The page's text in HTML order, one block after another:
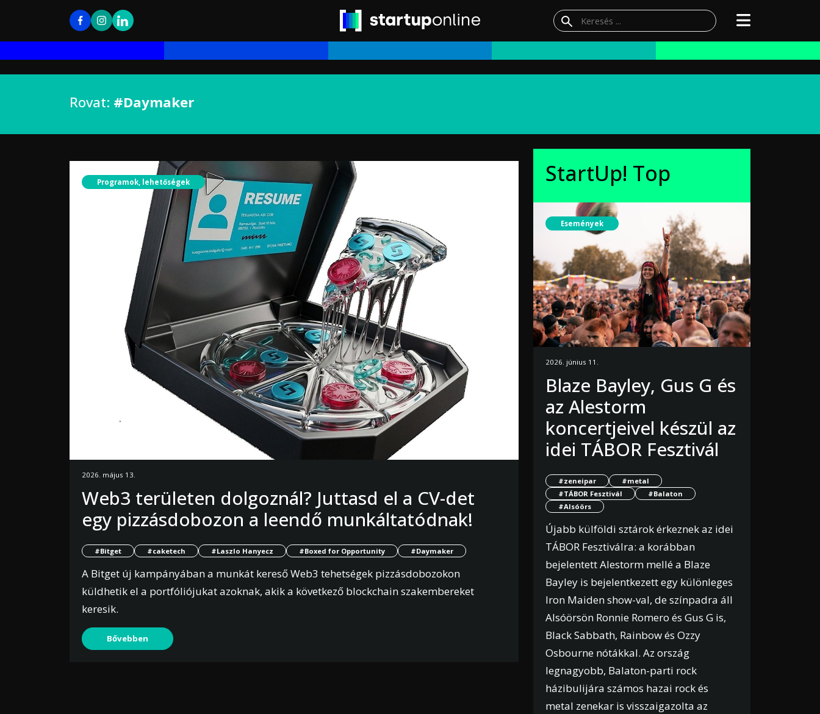
Rovat: #Daymaker
Programok, lehetőségek
2026. május 13.
Web3 területen dolgoznál? Juttasd el a CV-det
egy pizzásdobozon a leendő munkáltatódnak!
#Bitget #caketech #Laszlo Hanyecz #Boxed for Opportunity #Daymaker
A Bitget új kampányában a munkát kereső Web3 tehetségek pizzásdobozokon
küldhetik el a portfóliójukat azoknak, akik a következő blockchain szakembereket
keresik.
Bővebben
StartUp! Top
Események
2026. június 11.
Blaze Bayley, Gus G és
az Alestorm
koncertjeivel készül az
idei TÁBOR Fesztivál
#zeneipar
#metal
#TÁBOR Fesztivál
#Balaton
#Alsóörs
Újabb külföldi sztárok érkeznek az idei
TÁBOR Fesztiválra: a korábban
bejelentett Alestorm mellé a Blaze
Bayley is bejelentkezett egy különleges
Iron Maiden show-val, de színpadra áll
Alsóörsön Ronnie Romero és Gus G is,
Black Sabbath, Rainbow és Ozzy
Osbourne nótákkal. Az ország
legnagyobb, Balaton-parti rock
házibulijára számos hazai rock és
metal zenekar is visszaigazolta az